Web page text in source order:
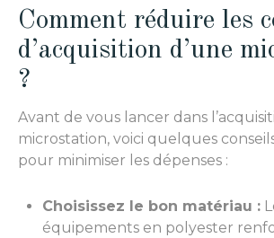
Comment réduire les
d’acquisition d’une
?
Avant de vous lancer dans
microstation, voici quelques
pour minimiser les dépenses :
Choisissez le bon matériau :
équipements en polyester